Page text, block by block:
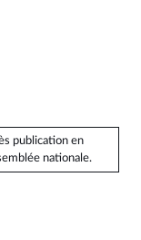
publication en
nationale.